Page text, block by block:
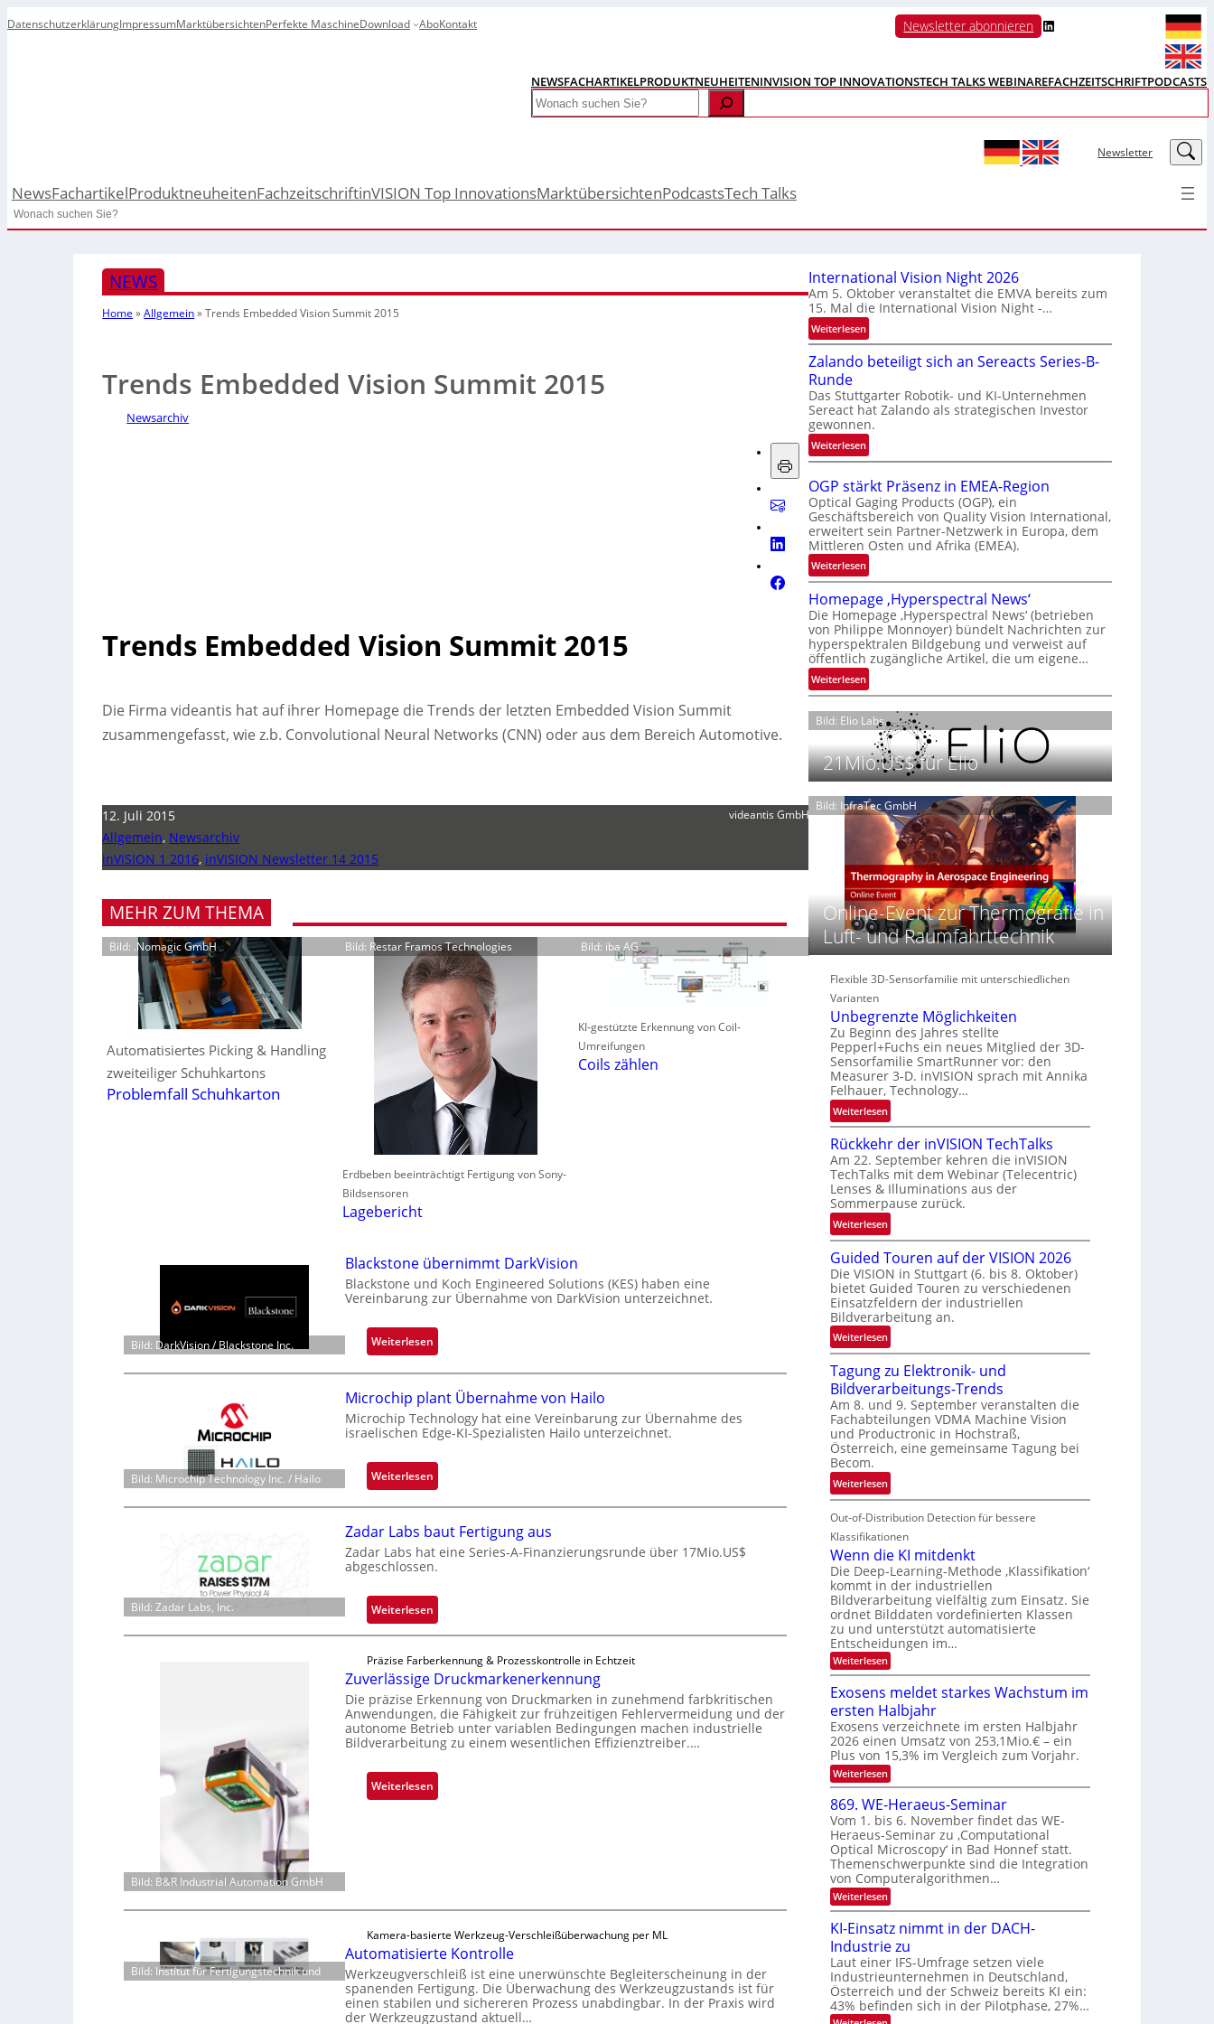
DatenschutzerklärungImpressumMarktübersichtenPerfekte MaschineDownload AboKontakt Newsletter abonnieren LinkedIn
NEWSFACHARTIKELPRODUKTNEUHEITENINVISION TOP INNOVATIONSTECH TALKS WEBINAREFACHZEITSCHRIFTPODCASTS
Search
Newsletter LinkedIn
NewsFachartikelProduktneuheitenFachzeitschriftinVISION Top InnovationsMarktübersichtenPodcastsTech Talks
Search
NEWS
Home »Allgemein»Trends Embedded Vision Summit 2015
Trends Embedded Vision Summit 2015
Newsarchiv
Trends Embedded Vision Summit 2015
Die Firma videantis hat auf ihrer Homepage die Trends der letzten Embedded Vision Summit
zusammengefasst, wie z.b. Convolutional Neural Networks (CNN) oder aus dem Bereich Automotive.
12. Juli 2015
Allgemein, Newsarchiv
inVISION 1 2016, inVISION Newsletter 14 2015
videantis GmbH
MEHR ZUM THEMA
Bild: .Nomagic GmbH
Automatisiertes Picking & Handling
zweiteiliger Schuhkartons
Problemfall Schuhkarton
Bild: Restar Framos Technologies
Erdbeben beeinträchtigt Fertigung von Sony-
Bildsensoren
Lagebericht
Bild: iba AG
KI-gestützte Erkennung von Coil-
Umreifungen
Coils zählen
Bild: DarkVision / Blackstone Inc.
Blackstone übernimmt DarkVision
Blackstone und Koch Engineered Solutions (KES) haben eine
Vereinbarung zur Übernahme von DarkVision unterzeichnet.
Weiterlesen:
B
l
a
c
k
t
o
n
e
ü
b
r
n
m
m
t
D
a
k
V
Bild: Microchip Technology Inc. / Hailo
Microchip plant Übernahme von Hailo
Microchip Technology hat eine Vereinbarung zur Übernahme des
israelischen Edge-KI-Spezialisten Hailo unterzeichnet.
Weiterlesen:
M
i
c
r
o
h
i
p
l
a
n
t
b
e
e
v
o
n
H
a
Bild: Zadar Labs, Inc.
Zadar Labs baut Fertigung aus
Zadar Labs hat eine Series-A-Finanzierungsrunde über 17Mio.US$
abgeschlossen.
Weiterlesen:
Z
d
a
r
L
a
s
b
r
t
i
g
u
n
Bild: B&R Industrial Automation GmbH
Präzise Farberkennung & Prozesskontrolle in Echtzeit
Zuverlässige Druckmarkenerkennung
Die präzise Erkennung von Druckmarken in zunehmend farbkritischen
Anwendungen, die Fähigkeit zur frühzeitigen Fehlervermeidung und der
autonome Betrieb unter variablen Bedingungen machen industrielle
Bildverarbeitung zu einem wesentlichen Effizienztreiber.…
Weiterlesen:
Z
s
s
i
g
e
Bild: Institut für Fertigungstechnik und
Kamera-basierte Werkzeug-Verschleißüberwachung per ML
Automatisierte Kontrolle
Werkzeugverschleiß ist eine unerwünschte Begleiterscheinung in der
spanenden Fertigung. Die Überwachung des Werkzeugzustands ist für
einen stabilen und sichereren Prozess unabdingbar. In der Praxis wird
der Werkzeugzustand aktuell…
International Vision Night 2026
Am 5. Oktober veranstaltet die EMVA bereits zum
15. Mal die International Vision Night -…
Weiterlesen:
I
n
e
r
n
a
t
i
o
n
a
V
i
s
i
o
n
N
i
h
2
0
6
Zalando beteiligt sich an Sereacts Series-B-
Runde
Das Stuttgarter Robotik- und KI-Unternehmen
Sereact hat Zalando als strategischen Investor
gewonnen.
Weiterlesen:
Z
a
l
a
n
d
o
b
e
t
e
i
l
i
t
i
c
a
r
e
a
c
t
s
S
i
e
s
-
B
-
R
u
n
d
e
OGP stärkt Präsenz in EMEA-Region
Optical Gaging Products (OGP), ein
Geschäftsbereich von Quality Vision International,
erweitert sein Partner-Netzwerk in Europa, dem
Mittleren Osten und Afrika (EMEA).
Weiterlesen:
O
G
P
s
t
ä
r
t
r
ä
e
n
E
M
E
A
-
R
e
g
i
o
n
Homepage ‚Hyperspectral News‘
Die Homepage ‚Hyperspectral News‘ (betrieben
von Philippe Monnoyer) bündelt Nachrichten zur
hyperspektralen Bildgebung und verweist auf
öffentlich zugängliche Artikel, die um eigene…
Weiterlesen:
H
o
m
e
p
a
g
e
y
p
e
r
s
p
c
t
r
a
l
N
e
w
s
‘
Bild: Elio Labs.
21Mio.US$ für Elio
Bild: InfraTec GmbH
Online-Event zur Thermografie in
Luft- und Raumfahrttechnik
Flexible 3D-Sensorfamilie mit unterschiedlichen
Varianten
Unbegrenzte Möglichkeiten
Zu Beginn des Jahres stellte
Pepperl+Fuchs ein neues Mitglied der 3D-
Sensorfamilie SmartRunner vor: den
Measurer 3-D. inVISION sprach mit Annika
Felhauer, Technology…
Weiterlesen:
U
n
b
e
g
r
e
z
t
e
M
g
l
i
c
h
k
e
i
t
e
n
Rückkehr der inVISION TechTalks
Am 22. September kehren die inVISION
TechTalks mit dem Webinar (Telecentric)
Lenses & Illuminations aus der
Sommerpause zurück.
Weiterlesen:
R
ü
c
k
k
e
h
d
e
r
i
n
I
S
I
O
N
T
e
c
h
T
a
l
k
s
Guided Touren auf der VISION 2026
Die VISION in Stuttgart (6. bis 8. Oktober)
bietet Guided Touren zu verschiedenen
Einsatzfeldern der industriellen
Bildverarbeitung an.
Weiterlesen:
G
u
i
d
e
d
T
o
u
e
n
a
u
f
d
e
r
V
I
S
I
O
N
2
0
2
6
Tagung zu Elektronik- und
Bildverarbeitungs-Trends
Am 8. und 9. September veranstalten die
Fachabteilungen VDMA Machine Vision
und Productronic in Hochstraß,
Österreich, eine gemeinsame Tagung bei
Becom.
Weiterlesen:
T
a
g
u
n
g
z
u
E
l
e
k
t
r
o
n
i
k
-
u
n
d
B
i
l
d
v
e
r
a
r
Out-of-Distribution Detection für bessere
Klassifikationen
Wenn die KI mitdenkt
Die Deep-Learning-Methode ‚Klassifikation‘
kommt in der industriellen
Bildverarbeitung vielfältig zum Einsatz. Sie
ordnet Bilddaten vordefinierten Klassen
zu und unterstützt automatisierte
Entscheidungen im…
Weiterlesen:
W
n
n
d
i
e
K
I
m
i
t
d
e
n
k
t
Exosens meldet starkes Wachstum im
ersten Halbjahr
Exosens verzeichnete im ersten Halbjahr
2026 einen Umsatz von 253,1Mio.€ – ein
Plus von 15,3% im Vergleich zum Vorjahr.
Weiterlesen:
E
x
o
s
e
n
s
m
e
l
d
e
t
s
t
a
r
k
e
869. WE-Heraeus-Seminar
Vom 1. bis 6. November findet das WE-
Heraeus-Seminar zu ‚Computational
Optical Microscopy‘ in Bad Honnef statt.
Themenschwerpunkte sind die Integration
von Computeralgorithmen…
Weiterlesen:
8
9
.
W
E
-
H
e
KI-Einsatz nimmt in der DACH-
Industrie zu
Laut einer IFS-Umfrage setzen viele
Industrieunternehmen in Deutschland,
Österreich und der Schweiz bereits KI ein:
43% befinden sich in der Pilotphase, 27%…